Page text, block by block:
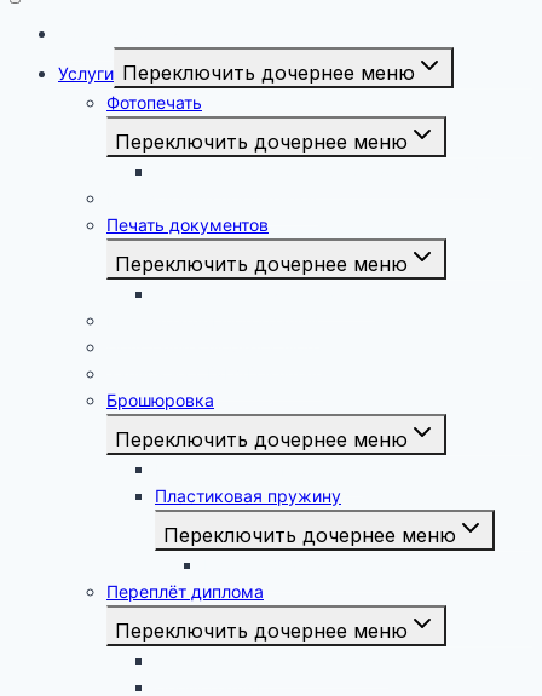
Услуги Переключить дочернее меню
Фотопечать
Переключить дочернее меню
Печать документов
Переключить дочернее меню
Брошюровка
Переключить дочернее меню
Пластиковая пружину
Переключить дочернее меню
Переплёт диплома
Переключить дочернее меню